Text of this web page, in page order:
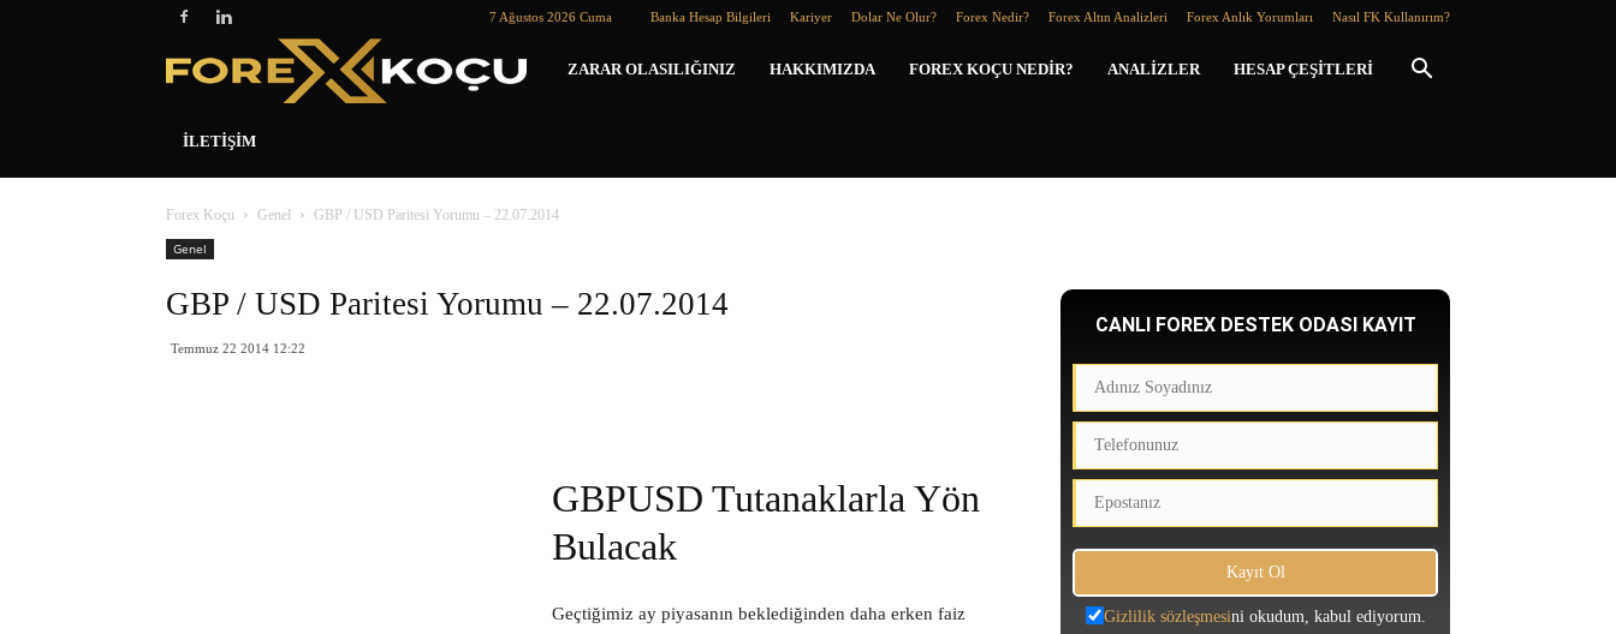
7 Ağustos 2026 Cuma Banka Hesap Bilgileri Kariyer Dolar Ne Olur? Forex Nedir? Forex Altın Analizleri Forex Anlık Yorumları Nasıl FK Kullanırım?
Forex
ZARAR OLASILIĞINIZ HAKKIMIZDA FOREX KOÇU NEDIR? ANALIZLER HESAP ÇEŞITLERI
İLETIŞIM
Forex Koçu Genel
GBP / USD Paritesi Yorumu – 22.07.2014
Genel
GBP / USD Paritesi Yorumu – 22.07.2014
Temmuz 22 2014 12:22
GBPUSD Tutanaklarla Yön
Bulacak
Geçtiğimiz ay piyasanın beklediğinden daha erken faiz
CANLI FOREX DESTEK ODASI KAYIT
Gizlilik sözleşmesini okudum, kabul ediyorum.